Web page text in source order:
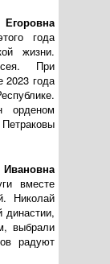
года
жизни.
При
2023 года
орденом
вместе
Николай
династии,
выбрали
радуют